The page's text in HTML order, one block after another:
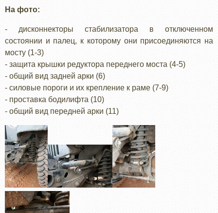
На фото:
- дисконнекторы стабилизатора в отключенном
состоянии и палец, к которому они присоединяются на
мосту (1-3)
- защита крышки редуктора переднего моста (4-5)
- общий вид задней арки (6)
- силовые пороги и их крепление к раме (7-9)
- проставка бодилифта (10)
- общий вид передней арки (11)